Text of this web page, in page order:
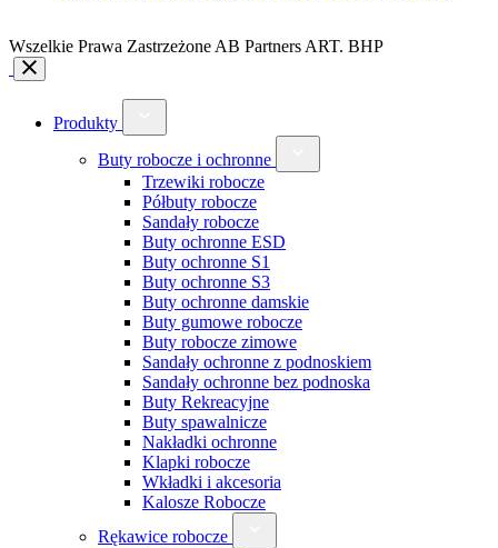
Wszelkie Prawa Zastrzeżone AB Partners ART. BHP
Produkty
Buty robocze i ochronne
Trzewiki robocze
Półbuty robocze
Sandały robocze
Buty ochronne ESD
Buty ochronne S1
Buty ochronne S3
Buty ochronne damskie
Buty gumowe robocze
Buty robocze zimowe
Sandały ochronne z podnoskiem
Sandały ochronne bez podnoska
Buty Rekreacyjne
Buty spawalnicze
Nakładki ochronne
Klapki robocze
Wkładki i akcesoria
Kalosze Robocze
Rękawice robocze